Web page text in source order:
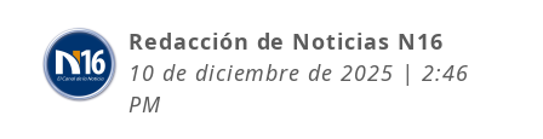
Redacción de Noticias N16
10 de diciembre de 2025 | 2:46
PM